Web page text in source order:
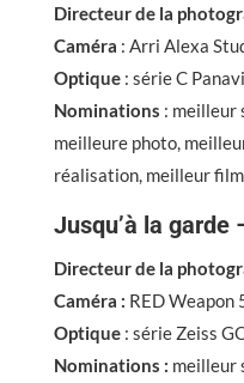
Directeur de la
Caméra : Arri Alexa
Optique: série C
Nominations : meilleur
meilleure photo,
réalisation, meilleur
Jusqu’à la garde
Directeur de la
Caméra : RED Weapon
Optique: série Zeiss
Nominations : meilleur